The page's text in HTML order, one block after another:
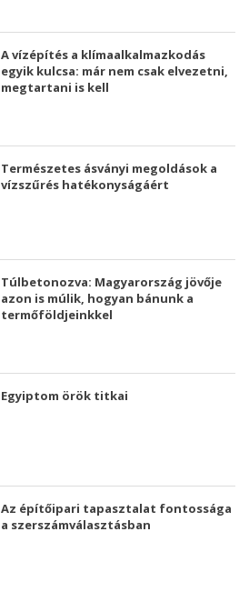
A vízépítés a klímaalkalmazkodás
egyik kulcsa: már nem csak elvezetni,
megtartani is kell
Természetes ásványi megoldások a
vízszűrés hatékonyságáért
Túlbetonozva: Magyarország jövője
azon is múlik, hogyan bánunk a
termőföldjeinkkel
Egyiptom örök titkai
Az építőipari tapasztalat fontossága
a szerszámválasztásban